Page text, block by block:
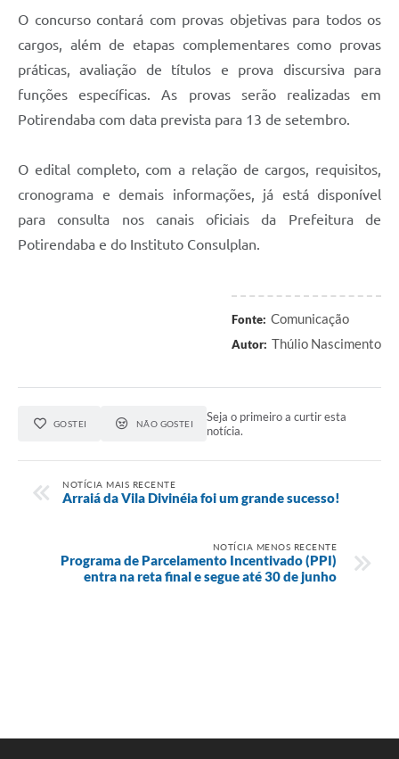
O concurso contará com provas objetivas para todos os
cargos, além de etapas complementares como provas
práticas, avaliação de títulos e prova discursiva para
funções específicas. As provas serão realizadas em
Potirendaba com data prevista para 13 de setembro.
O edital completo, com a relação de cargos, requisitos,
cronograma e demais informações, já está disponível
para consulta nos canais oficiais da Prefeitura de
Potirendaba e do Instituto Consulplan.
Fonte: Comunicação
Autor: Thúlio Nascimento
GOSTEI NÃO GOSTEI
Seja o primeiro a curtir esta
notícia.
NOTÍCIA MAIS RECENTE
Arraiá da Vila Divinéia foi um grande sucesso!
NOTÍCIA MENOS RECENTE
Programa de Parcelamento Incentivado (PPI)
entra na reta final e segue até 30 de junho